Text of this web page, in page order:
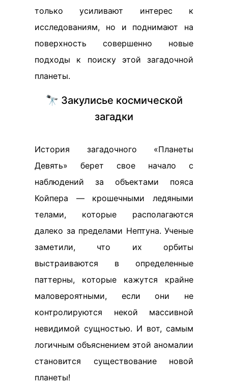
только усиливают интерес к
исследованиям, но и поднимают на
поверхность совершенно новые
подходы к поиску этой загадочной
планеты.
🔭 Закулисье космической
загадки
История загадочного «Планеты
Девять» берет свое начало с
наблюдений за объектами пояса
Койпера — крошечными ледяными
телами, которые располагаются
далеко за пределами Нептуна. Ученые
заметили, что их орбиты
выстраиваются в определенные
паттерны, которые кажутся крайне
маловероятными, если они не
контролируются некой массивной
невидимой сущностью. И вот, самым
логичным объяснением этой аномалии
становится существование новой
планеты!